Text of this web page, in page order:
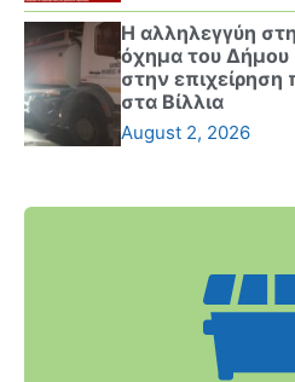
Η αλληλεγγύη
όχημα του Δήμου
στην
στα Βίλλια
August 2, 2026